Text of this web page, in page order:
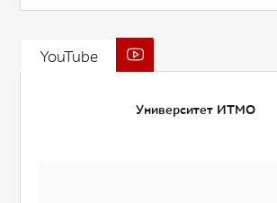
YouTube
Университет ИТМО